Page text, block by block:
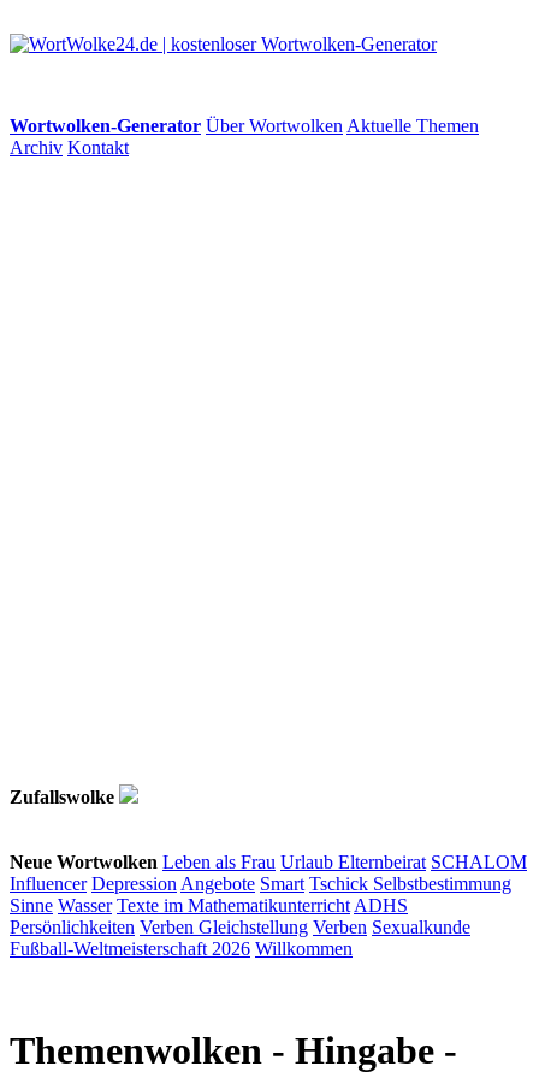
Wortwolken-Generator Über Wortwolken Aktuelle Themen
Archiv Kontakt
Zufallswolke
Neue Wortwolken Leben als Frau Urlaub Elternbeirat SCHALOM
Influencer Depression Angebote Smart Tschick Selbstbestimmung
Sinne Wasser Texte im Mathematikunterricht ADHS
Persönlichkeiten Verben Gleichstellung Verben Sexualkunde
Fußball-Weltmeisterschaft 2026 Willkommen
Themenwolken - Hingabe -